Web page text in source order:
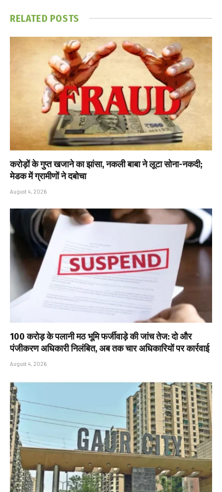
RELATED POSTS
करोड़ों के गुप्त खजाने का झांसा, नकली बाबा ने लूटा सोना-नकदी;
मेडक में ग्रामीणों ने दबोचा
August 4, 2026
₹100 करोड़ के पलानी मठ भूमि फर्जीवाड़े की जांच तेज: दो और
पंजीकरण अधिकारी निलंबित, अब तक चार अधिकारियों पर कार्रवाई
August 4, 2026